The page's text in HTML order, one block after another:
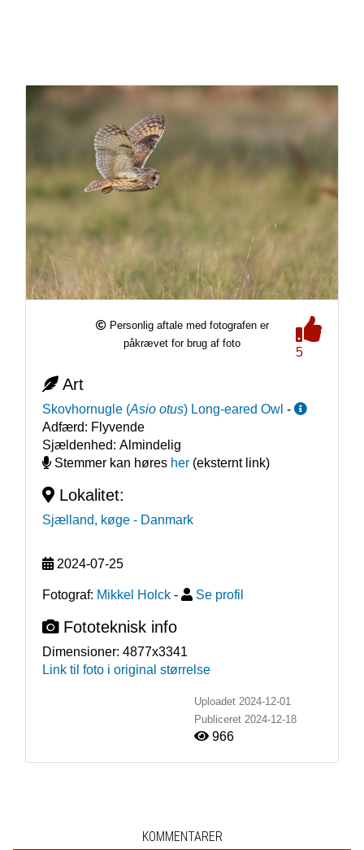
Personlig aftale med fotografen er
påkrævet for brug af foto
5
Art
Skovhornugle (Asio otus) Long-eared Owl -
Adfærd: Flyvende
Sjældenhed: Almindelig
Stemmer kan høres her(eksternt link)
Lokalitet:
Sjælland, køge - Danmark
2024-07-25
Fotograf: Mikkel Holck - Se profil
Fototeknisk info
Dimensioner: 4877x3341
Link til foto i original størrelse
Uploadet 2024-12-01
Publiceret 2024-12-18
966
KOMMENTARER